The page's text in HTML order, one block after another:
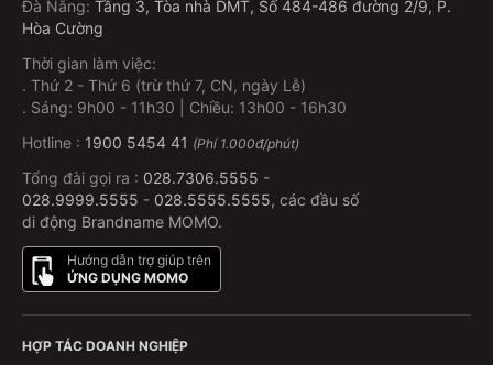
Đà Nẵng: Tầng 3, Tòa nhà DMT, Số 484-486 đường 2/9, P.
Hòa Cường
Thời gian làm việc:
. Thứ 2 - Thứ 6 (trừ thứ 7, CN, ngày Lễ)
. Sáng: 9h00 - 11h30 | Chiều: 13h00 - 16h30
Hotline : 1900 5454 41 (Phí 1.000đ/phút)
Tổng đài gọi ra : 028.7306.5555 -
028.9999.5555 - 028.5555.5555, các đầu số
di động Brandname MOMO.
Hướng dẫn trợ giúp trên
ỨNG DỤNG MOMO
HỢP TÁC DOANH NGHIỆP